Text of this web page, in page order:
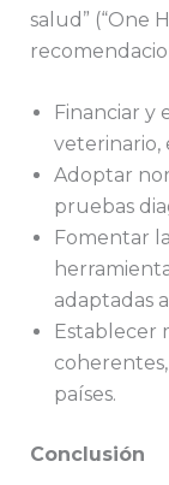
salud” (“One
Financiar y
veterinario,
Adoptar
pruebas
Fomentar
adaptadas
Establecer
países.
Conclusión